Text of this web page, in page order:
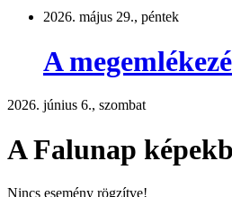
2026. május 29., péntek
A
2026. június 6., szombat
A Falunap
Nincs esemény rögzítve!